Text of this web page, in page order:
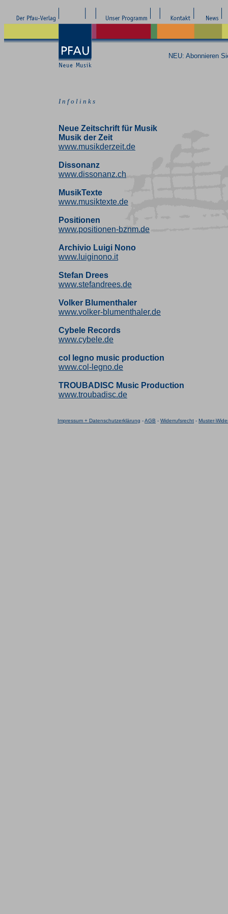
NEU: Abonnieren
I n f o l i n k s
Neue Zeitschrift für Musik
Musik der Zeit
www.musikderzeit.de
Dissonanz
www.dissonanz.ch
MusikTexte
www.musiktexte.de
Positionen
www.positionen-bznm.de
Archivio Luigi Nono
www.luiginono.it
Stefan Drees
www.stefandrees.de
Volker Blumenthaler
www.volker-blumenthaler.de
Cybele Records
www.cybele.de
col legno music production
www.col-legno.de
TROUBADISC Music Production
www.troubadisc.de
Impressum + Datenschutzerklärung -AGB - Widerrufsrecht - Muster-